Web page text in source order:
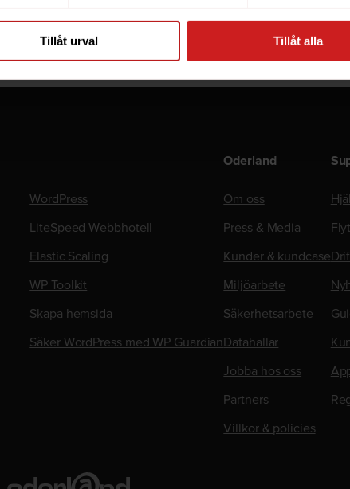
Tillåt urval Tillåt alla
WordPress
LiteSpeed Webbhotell
Elastic Scaling
WP Toolkit
Skapa hemsida
Säker WordPress med WP Guardian
Oderland
Om oss
Press & Media
Kunder & kundcase
Miljöarbete
Säkerhetsarbete
Datahallar
Jobba hos oss
Partners
Villkor & policies